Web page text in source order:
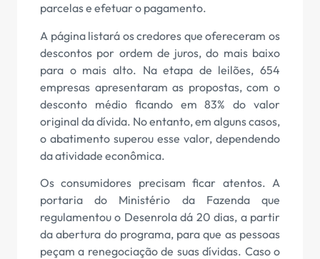
parcelas e efetuar o pagamento.
A página listará os credores que ofereceram os
descontos por ordem de juros, do mais baixo
para o mais alto. Na etapa de leilões, 654
empresas apresentaram as propostas, com o
desconto médio ficando em 83% do valor
original da dívida. No entanto, em alguns casos,
o abatimento superou esse valor, dependendo
da atividade econômica.
Os consumidores precisam ficar atentos. A
portaria do Ministério da Fazenda que
regulamentou o Desenrola dá 20 dias, a partir
da abertura do programa, para que as pessoas
peçam a renegociação de suas dívidas. Caso o